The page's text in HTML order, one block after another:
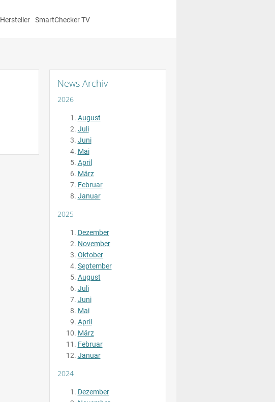
Hersteller SmartChecker TV
News Archiv
2026
August
Juli
Juni
Mai
April
März
Februar
Januar
2025
Dezember
November
Oktober
September
August
Juli
Juni
Mai
April
März
Februar
Januar
2024
Dezember